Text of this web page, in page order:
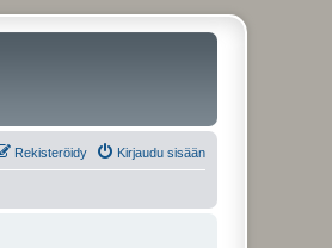
Kirjaudu sisään
Rekisteröidy